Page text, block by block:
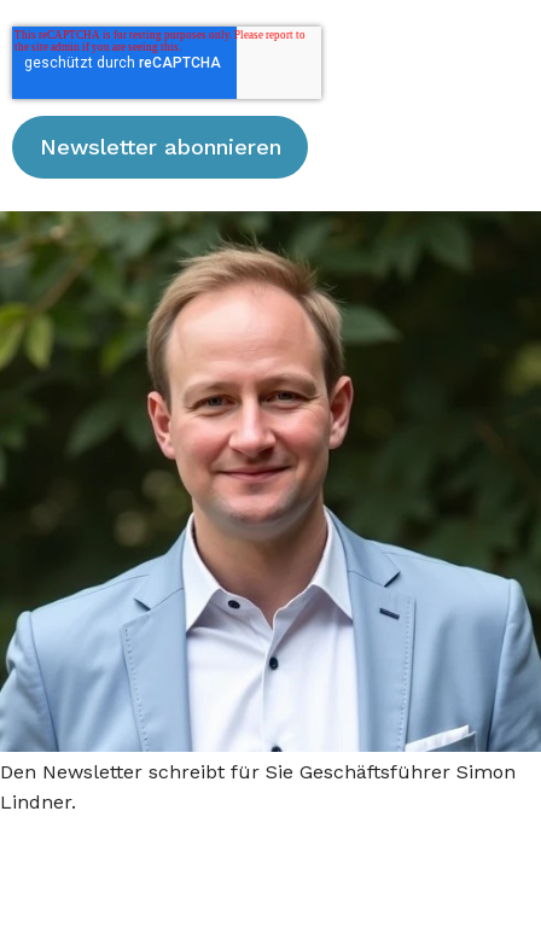
Den Newsletter schreibt für Sie Geschäftsführer Simon
Lindner.